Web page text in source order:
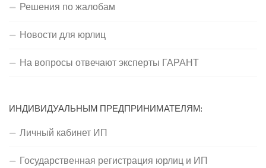
Решения по жалобам
Новости для юрлиц
На вопросы отвечают эксперты ГАРАНТ
ИНДИВИДУАЛЬНЫМ ПРЕДПРИНИМАТЕЛЯМ:
Личный кабинет ИП
Государственная регистрация юрлиц и ИП